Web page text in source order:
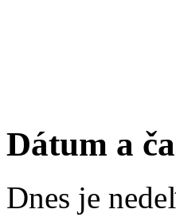
Dátum a
Dnes je